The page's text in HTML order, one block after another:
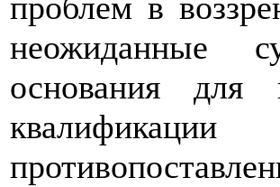
проблем в
неожиданные
основания для